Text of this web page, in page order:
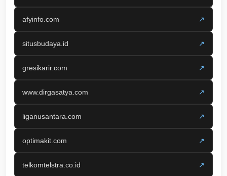
afyinfo.com ↗
situsbudaya.id ↗
gresikarir.com ↗
www.dirgasatya.com ↗
liganusantara.com ↗
optimakit.com ↗
telkomtelstra.co.id ↗